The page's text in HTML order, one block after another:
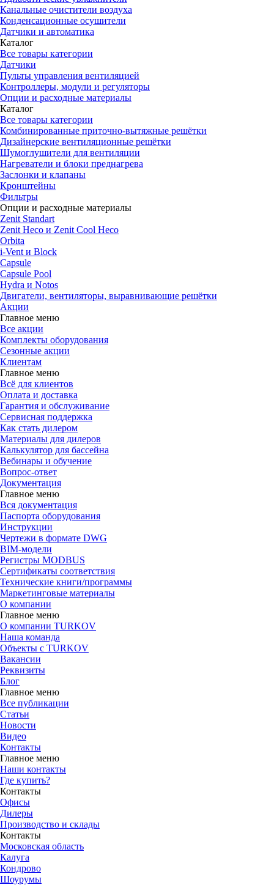
Канальные очистители воздуха
Конденсационные осушители
Датчики и автоматика
Каталог
Все товары категории
Датчики
Пульты управления вентиляцией
Контроллеры, модули и регуляторы
Опции и расходные материалы
Каталог
Все товары категории
Комбинированные приточно-вытяжные решётки
Дизайнерские вентиляционные решётки
Шумоглушители для вентиляции
Нагреватели и блоки преднагрева
Заслонки и клапаны
Кронштейны
Фильтры
Опции и расходные материалы
Zenit Standart
Zenit Heco и Zenit Cool Heco
Orbita
i-Vent и Block
Capsule
Capsule Pool
Hydra и Notos
Двигатели, вентиляторы, выравнивающие решётки
Акции
Главное меню
Все акции
Комплекты оборудования
Сезонные акции
Клиентам
Главное меню
Всё для клиентов
Оплата и доставка
Гарантия и обслуживание
Сервисная поддержка
Как стать дилером
Материалы для дилеров
Калькулятор для бассейна
Вебинары и обучение
Вопрос-ответ
Документация
Главное меню
Вся документация
Паспорта оборудования
Инструкции
Чертежи в формате DWG
BIM-модели
Регистры MODBUS
Сертификаты соответствия
Технические книги/программы
Маркетинговые материалы
О компании
Главное меню
О компании TURKOV
Наша команда
Объекты с TURKOV
Вакансии
Реквизиты
Блог
Главное меню
Все публикации
Статьи
Новости
Видео
Контакты
Главное меню
Наши контакты
Где купить?
Контакты
Офисы
Дилеры
Производство и склады
Контакты
Московская область
Калуга
Кондрово
Шоурумы